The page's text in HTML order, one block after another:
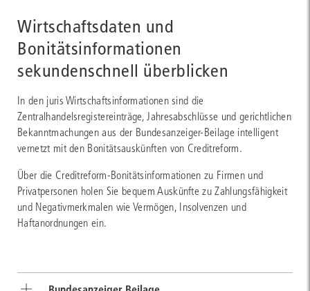
Wirtschaftsdaten und
Bonitätsinformationen
sekundenschnell überblicken
In den juris Wirtschaftsinformationen sind die
Zentralhandelsregistereinträge, Jahresabschlüsse und gerichtlichen
Bekanntmachungen aus der Bundesanzeiger-Beilage intelligent
vernetzt mit den Bonitätsauskünften von Creditreform.
Über die Creditreform-Bonitätsinformationen zu Firmen und
Privatpersonen holen Sie bequem Auskünfte zu Zahlungsfähigkeit
und Negativmerkmalen wie Vermögen, Insolvenzen und
Haftanordnungen ein.